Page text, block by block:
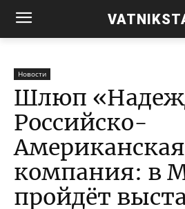
Новости
Шлюп
Российско-
Американская
компания: в
пройдёт